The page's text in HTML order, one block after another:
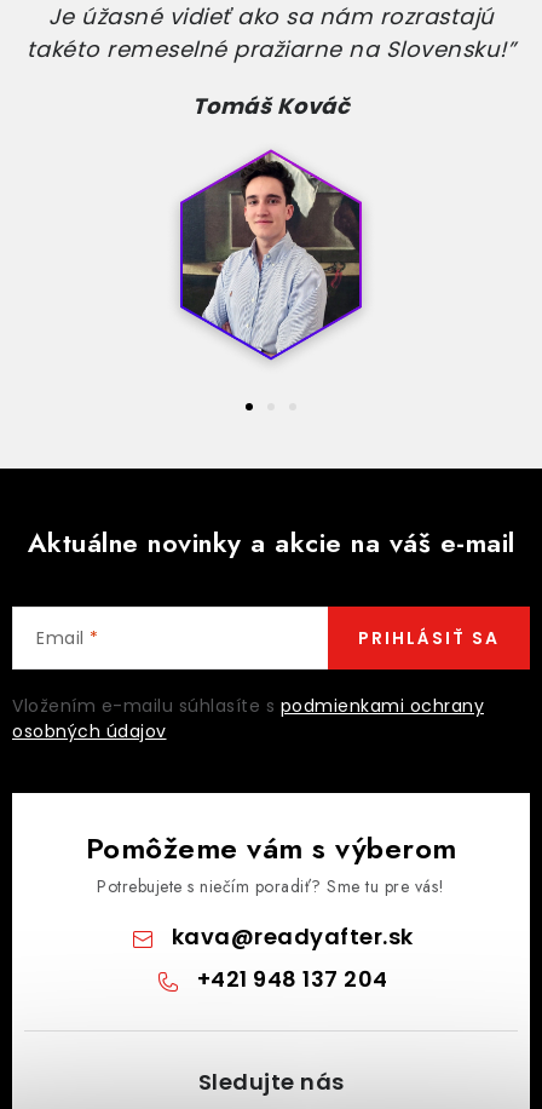
Je úžasné vidieť ako sa nám rozrastajú
takéto remeselné pražiarne na Slovensku!”
Tomáš Kováč
Aktuálne novinky a akcie na váš e-mail
Email
Vložením e-mailu súhlasíte s podmienkami ochrany
osobných údajov
PRIHLÁSIŤ SA
Pomôžeme vám s výberom
Potrebujete s niečím poradiť? Sme tu pre vás!
kava@readyafter.sk
+421 948 137 204